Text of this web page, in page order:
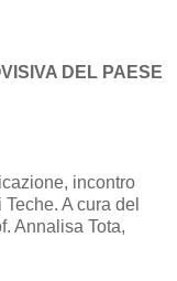
DEL PAESE
incontro
A cura del
Annalisa Tota,